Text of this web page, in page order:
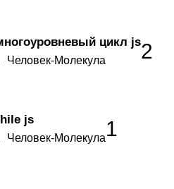
цикл js
Человек-Молекула 2
js
Человек-Молекула1